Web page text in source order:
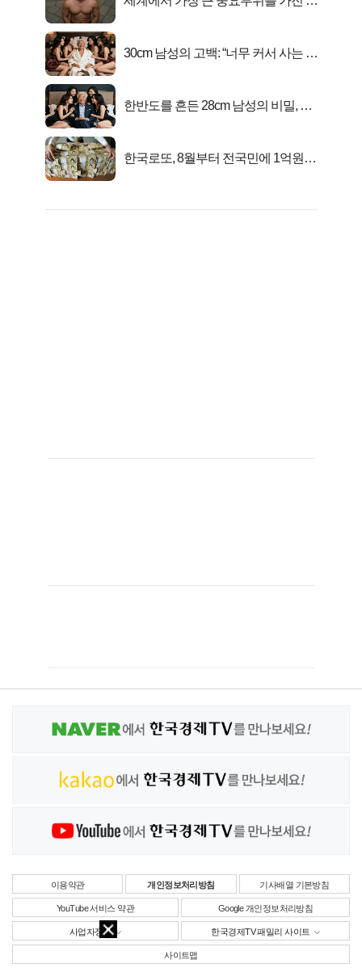
30cm 남성의 고백: “너무 커서 사는 게
한반도를 흔든 28cm 남성의 비밀, 매
한국로또, 8월부터 전국민에 1억원씩
이용약관 개인정보처리방침 기사배열 기본방침
YouTube 서비스 약관 Google 개인정보처리방침
사업자정보 한국경제TV 패밀리 사이트
사이트맵